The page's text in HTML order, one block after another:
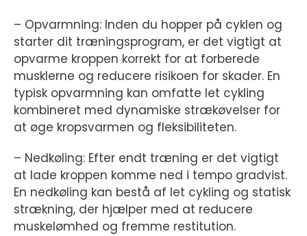
– Opvarmning: Inden du hopper på cyklen og
starter dit træningsprogram, er det vigtigt at
opvarme kroppen korrekt for at forberede
musklerne og reducere risikoen for skader. En
typisk opvarmning kan omfatte let cykling
kombineret med dynamiske strækøvelser for
at øge kropsvarmen og fleksibiliteten.
– Nedkøling: Efter endt træning er det vigtigt
at lade kroppen komme ned i tempo gradvist.
En nedkøling kan bestå af let cykling og statisk
strækning, der hjælper med at reducere
muskelømhed og fremme restitution.